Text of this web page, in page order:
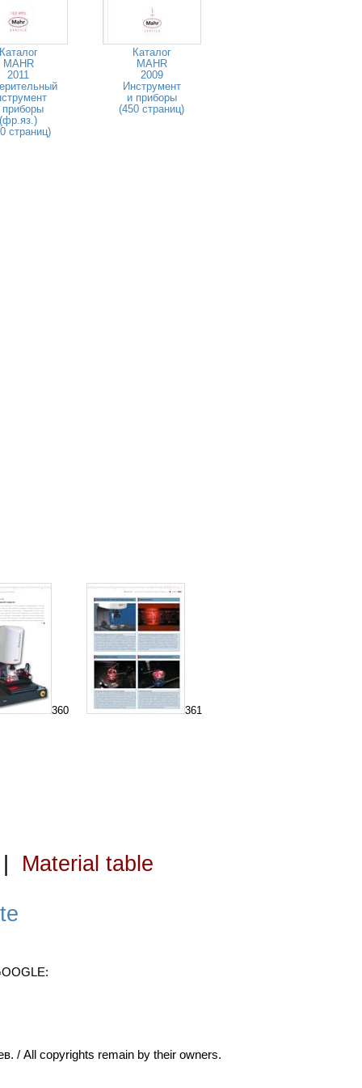
MAHR
2011
приборы
(фр.яз.)
страниц)
Каталог
MAHR
2009
Инструмент
и приборы
(450 страниц)
360 361
Material table
/ All copyrights remain by their owners.